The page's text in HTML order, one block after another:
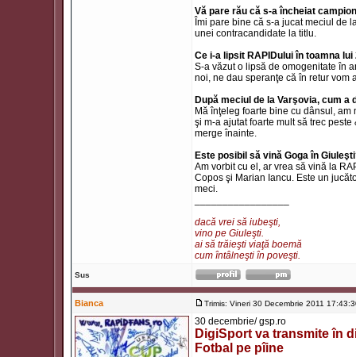
Vă pare rău că s-a încheiat
Îmi pare bine că s-a jucat meciul de
unei contracandidate la titlu.
Ce i-a lipsit RAPIDului în toamna lui
S-a văzut o lipsă de omogenitate în
noi, ne dau speranţe că în retur vom
După meciul de la Varşovia, cum
Mă înţeleg foarte bine cu dânsul,
şi m-a ajutat foarte mult să trec
merge înainte.
Este posibil să vină Goga în
Am vorbit cu el, ar vrea să vină la
Copos şi Marian Iancu. Este un
meci.
dacă vrei să iubeşti,
vino pe Giuleşti.
ai să trăieşti viaţă boemă
cum întâlneşti în poveşti.
Sus
Bianca Trimis: Vineri 30 Decembrie 2011
30 decembrie/ gsp.ro
DigiSport va transmite în
Fotbal pe pîine